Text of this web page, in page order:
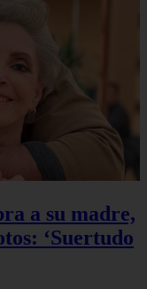
a su madre,
‘Suertudo